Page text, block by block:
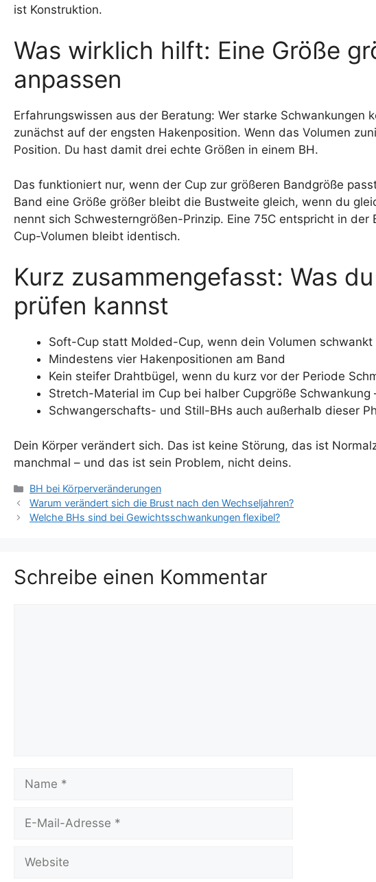
ist Konstruktion.
Was wirklich hilft: Eine Größe
anpassen
Erfahrungswissen aus der Beratung: Wer starke
zunächst auf der engsten Hakenposition. Wenn das Volumen
Position. Du hast damit drei echte Größen in einem BH.
Das funktioniert nur, wenn der Cup zur größeren Bandgröße
Band eine Größe größer bleibt die Bustweite gleich, wenn du
nennt sich Schwesterngrößen-Prinzip. Eine 75C entspricht in
Cup-Volumen bleibt identisch.
Kurz zusammengefasst: Was
prüfen kannst
Soft-Cup statt Molded-Cup, wenn dein Volumen schwankt
Mindestens vier Hakenpositionen am Band
Kein steifer Drahtbügel, wenn du kurz vor der Periode
Stretch-Material im Cup bei halber Cupgröße Schwankung
Schwangerschafts- und Still-BHs auch außerhalb dieser
Dein Körper verändert sich. Das ist keine Störung, das ist
manchmal – und das ist sein Problem, nicht deins.
Kategorien
BH bei Körperveränderungen
Warum verändert sich die Brust nach den Wechseljahren?
Welche BHs sind bei Gewichtsschwankungen flexibel?
Schreibe einen Kommentar
Name
Website